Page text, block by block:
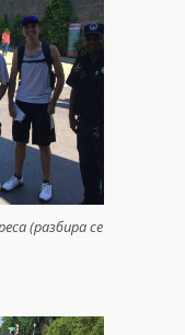
(разбира се